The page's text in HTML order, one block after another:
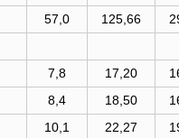
57,0 125,66
7,8 17,20
8,4 18,50
10,1 22,27